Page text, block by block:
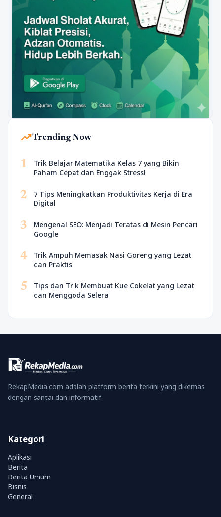
trending_upTrending Now
1
Trik Belajar Matematika Kelas 7 yang Bikin
Paham Cepat dan Enggak Stress!
2
7 Tips Meningkatkan Produktivitas Kerja di Era
Digital
3
Mengenal SEO: Menjadi Teratas di Mesin Pencari
Google
4
Trik Ampuh Memasak Nasi Goreng yang Lezat
dan Praktis
5
Tips dan Trik Membuat Kue Cokelat yang Lezat
dan Menggoda Selera
RekapMedia.com adalah platform berita terkini yang dikemas
dengan santai dan informatif
Kategori
Aplikasi
Berita
Berita Umum
Bisnis
General